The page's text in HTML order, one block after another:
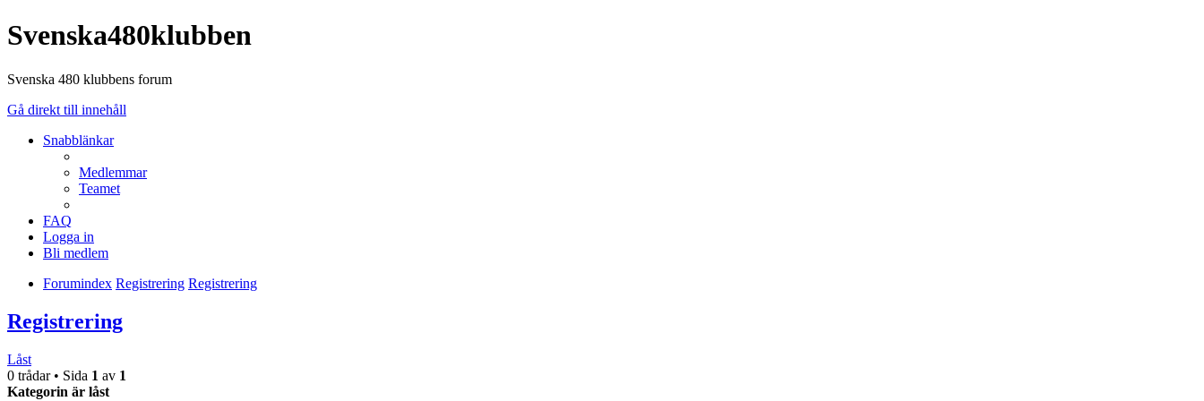
Svenska480klubben
Svenska 480 klubbens forum
Gå direkt till innehåll
Snabblänkar
Medlemmar
Teamet
FAQ
Logga in
Bli medlem
Forumindex Registrering Registrering
Registrering
Låst
0 trådar • Sida 1 av 1
Kategorin är låst